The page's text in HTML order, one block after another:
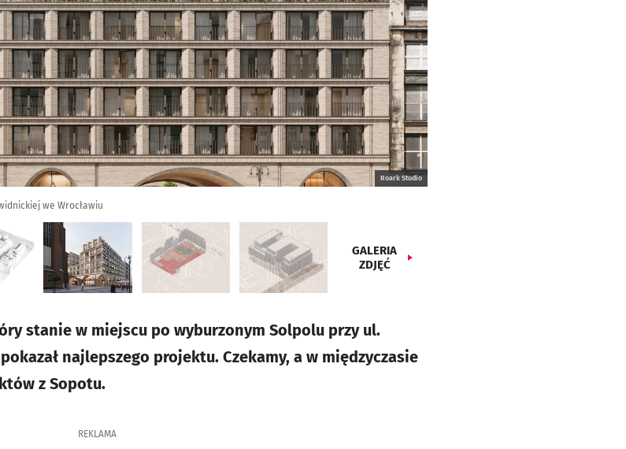
Roark Studio
we Wrocławiu
GALERIA
ZDJĘĆ
stanie w miejscu po wyburzonym Solpolu przy ul.
najlepszego projektu. Czekamy, a w międzyczasie
z Sopotu.
REKLAMA